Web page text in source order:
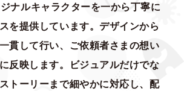
ナルキャラクターを一から丁寧に
を提供しています。デザインから
貫して行い、ご依頼者さまの想い
反映します。ビジュアルだけでな
トーリーまで細やかに対応し、配